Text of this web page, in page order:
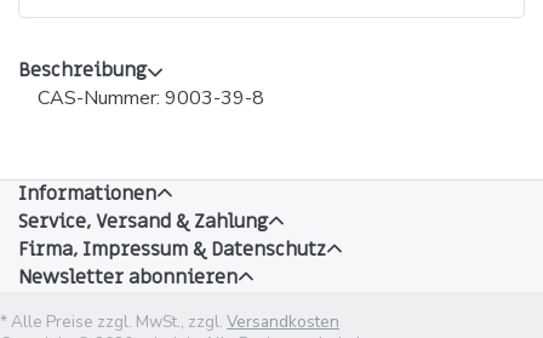
Beschreibung
CAS-Nummer: 9003-39-8
Informationen
Service, Versand & Zahlung
Firma, Impressum & Datenschutz
Newsletter abonnieren
* Alle Preise zzgl. MwSt., zzgl. Versandkosten